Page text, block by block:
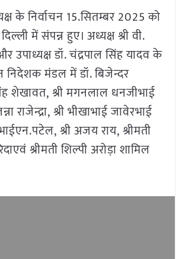
के निर्वाचन 15.सितम्बर 2025 को
में संपन्न हुए। अध्यक्ष श्री वी.
उपाध्यक्ष डॉ. चंद्रपाल सिंह यादव के
निदेशक मंडल में डॉ. बिजेन्दर
शेखावत, श्री मगनलाल धनजीभाई
राजेन्द्रा, श्री भीखाभाई जावेरभाई
श्री अजय राय, श्रीमती
श्रीमती शिल्पी अरोड़ा शामिल